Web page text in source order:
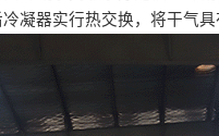
凝器实行热交换，将干气